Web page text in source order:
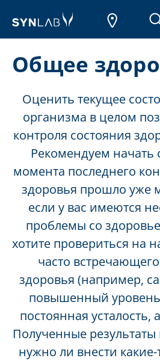
Общее
Оценить текущее
организма в целом
контроля состояния
Рекомендуем начать
момента последнего
здоровья прошло уже
если у вас имеются
проблемы со
хотите провериться на
часто
здоровья (например,
повышенный уровень
постоянная усталость,
Полученные
нужно ли внести